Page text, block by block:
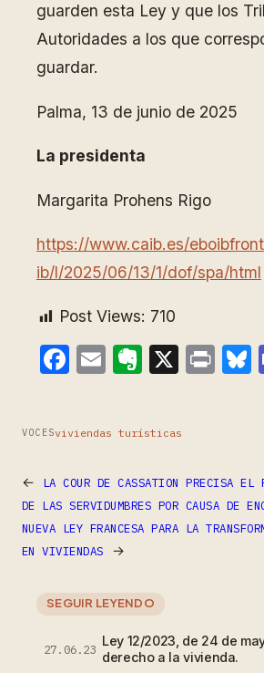
guarden esta Ley y que los
Autoridades a los que
guardar.
Palma, 13 de junio de 2025
La presidenta
Margarita Prohens Rigo
https://www.caib.es/
ib/l/2025/06/13/1/dof/spa/html
Post Views: 710
Facebook
Email X
VOCESviviendas turísticas
←
LA COUR DE CASSATION PRECISA EL
DE LAS SERVIDUMBRES POR CAUSA DE
NUEVA LEY FRANCESA PARA LA
EN VIVIENDAS
→
SEGUIR LEYENDO
27.06.23
Ley 12/2023, de 24 de
derecho a la vivienda.